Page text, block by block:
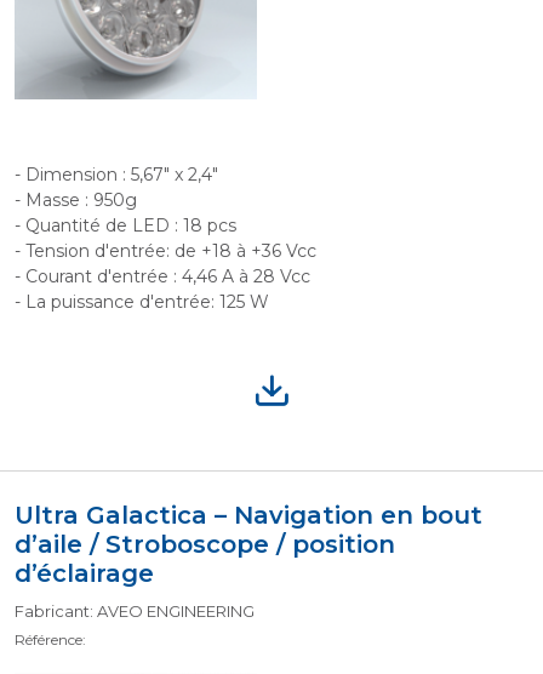
- Dimension : 5,67" x 2,4"
- Masse : 950g
- Quantité de LED : 18 pcs
- Tension d'entrée: de +18 à +36 Vcc
- Courant d'entrée : 4,46 A à 28 Vcc
- La puissance d'entrée: 125 W
Ultra Galactica – Navigation en bout
d’aile / Stroboscope / position
d’éclairage
Fabricant: AVEO ENGINEERING
Référence: